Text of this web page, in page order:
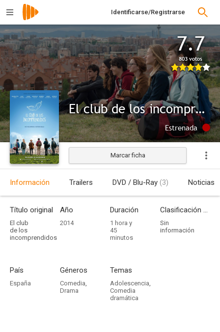
Identificarse/Registrarse
7.7
803 votos
El club de los incomprendidos
Estrenada
Marcar ficha
Información Trailers DVD / Blu-Ray (3) Noticias
Título original
El club
de los
incomprendidos
Año
2014
Duración
1 hora y
45
minutos
Clasificación por edades
Sin
información
País
España
Géneros
Comedia,
Drama
Temas
Adolescencia,
Comedia
dramática